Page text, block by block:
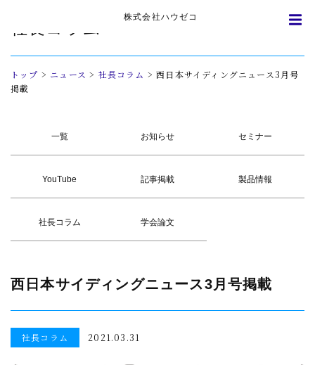
株式会社ハウゼコ
トップ > ニュース > 社長コラム >西日本サイディングニュース3月号
掲載
一覧 お知らせ セミナー
YouTube 記事掲載 製品情報
社長コラム 学会論文
西日本サイディングニュース3月号掲載
社長コラム 2021.03.31